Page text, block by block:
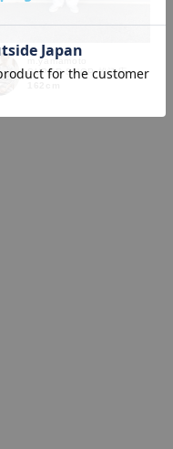
m.yamamoto
SUPER SHOP 松江店